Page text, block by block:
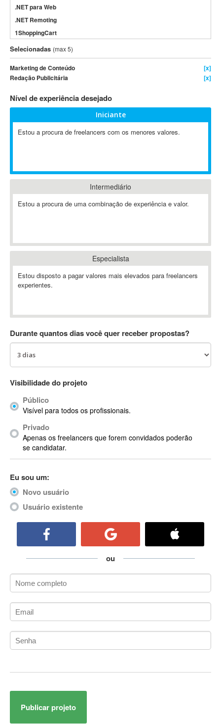
.NET para Web
.NET Remoting
1ShoppingCart
3DS Max
3GSM
4D Dimension
802.11
A&P
A-GPS
A2Billing
AAUS Scientific Diver
Abaqus
ABIS
Ableton Push
Abstract
Abstract Window Toolkit (AWT)
Absynth
AC3
AccountMate
ACDSee
ACID Pro
ACPI
Acrobat X
ACT
Actian
Actimize
ActionScript 3
Active Directory
ActiveCollab
ActiveX
ActiveX Data Objects (ADO)
Ada
Adianti Framework
ADK
Administração
Administração de Artistas e Repertórios
Administração de Redes
Administração PostgreSQL
ADO.NET Entity Framework
Selecionadas (max 5)
Marketing de Conteúdo
[x]
Redação Publicitária
[x]
Nível de experiência desejado
Iniciante
Estou a procura de freelancers com os menores valores.
Intermediário
Estou a procura de uma combinação de experiência e valor.
Especialista
Estou disposto a pagar valores mais elevados para freelancers
experientes.
Durante quantos dias você quer receber propostas?
Visibilidade do projeto
Público
Visível para todos os profissionais.
Privado
Apenas os freelancers que forem convidados poderão
se candidatar.
Eu sou um:
Novo usuário
Usuário existente
ou
Publicar projeto